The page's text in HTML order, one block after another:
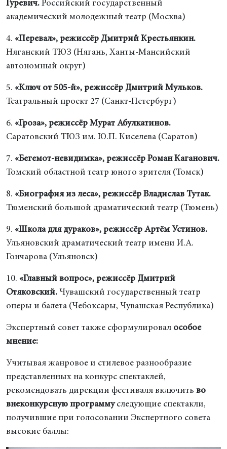
Гуревич. Российский государственный
академический молодежный театр (Москва)
4. «Перевал», режиссёр Дмитрий Крестьянкин.
Няганский ТЮЗ (Нягань, Ханты-Мансийский
автономный округ)
5. «Ключ от 505-й», режиссёр Дмитрий Мульков.
Театральный проект 27 (Санкт-Петербург)
6. «Гроза», режиссёр Мурат Абулкатинов.
Саратовский ТЮЗ им. Ю.П. Киселева (Саратов)
7. «Бегемот-невидимка», режиссёр Роман Каганович.
Томский областной театр юного зрителя (Томск)
8. «Биография из леса», режиссёр Владислав Тутак.
Тюменский большой драматический театр (Тюмень)
9. «Школа для дураков», режиссёр Артём Устинов.
Ульяновский драматический театр имени И.А.
Гончарова (Ульяновск)
10. «Главный вопрос», режиссёр Дмитрий
Отяковский. Чувашский государственный театр
оперы и балета (Чебоксары, Чувашская Республика)
Экспертный совет также сформулировал особое
мнение:
Учитывая жанровое и стилевое разнообразие
представленных на конкурс спектаклей,
рекомендовать дирекции фестиваля включить во
внеконкурсную программуследующие спектакли,
получившие при голосовании Экспертного совета
высокие баллы: